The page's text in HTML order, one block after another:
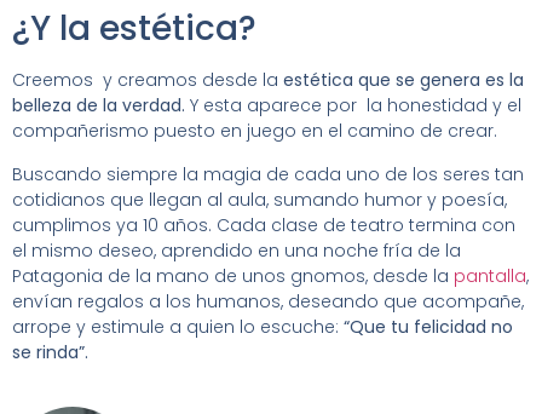
¿Y la estética?
Creemos y creamos desde la estética que se genera es la
belleza de la verdad. Y esta aparece por la honestidad y el
compañerismo puesto en juego en el camino de crear.
Buscando siempre la magia de cada uno de los seres tan
cotidianos que llegan al aula, sumando humor y poesía,
cumplimos ya 10 años. Cada clase de teatro termina con
el mismo deseo, aprendido en una noche fría de la
Patagonia de la mano de unos gnomos, desde la pantalla,
envían regalos a los humanos, deseando que acompañe,
arrope y estimule a quien lo escuche: “Que tu felicidad no
se rinda”.